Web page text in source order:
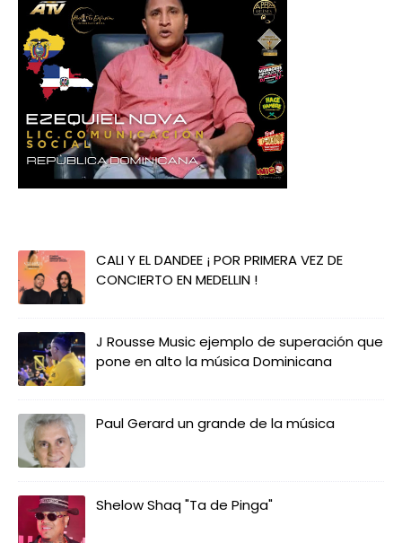
CALI Y EL DANDEE ¡ POR PRIMERA VEZ DE
CONCIERTO EN MEDELLIN !
J Rousse Music ejemplo de superación que
pone en alto la música Dominicana
Paul Gerard un grande de la música
Shelow Shaq "Ta de Pinga"